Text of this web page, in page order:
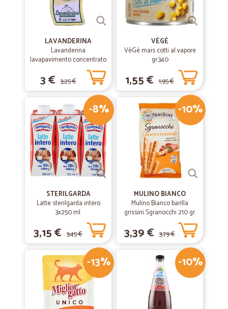
LAVANDERINA
Lavanderina
lavapavimento concentrato
3 € 3,25 €
VÉGÉ
VèGè mais cotti al vapore
gr.340
1,55 € 1,95 €
-8%
STERILGARDA
Latte sterilgarda intero
3x250 ml.
3,15 € 3,45 €
-10%
MULINO BIANCO
Mulino Bianco barilla
grissini Sgranocchi 210 gr.
3,39 € 3,79 €
-13% -10%